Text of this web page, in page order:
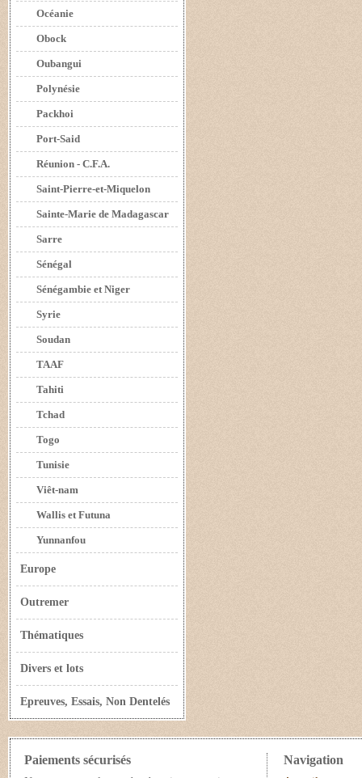
Océanie
Obock
Oubangui
Polynésie
Packhoi
Port-Said
Réunion - C.F.A.
Saint-Pierre-et-Miquelon
Sainte-Marie de Madagascar
Sarre
Sénégal
Sénégambie et Niger
Syrie
Soudan
TAAF
Tahiti
Tchad
Togo
Tunisie
Viêt-nam
Wallis et Futuna
Yunnanfou
Europe
Outremer
Thématiques
Divers et lots
Epreuves, Essais, Non Dentelés
Paiements sécurisés Navigation